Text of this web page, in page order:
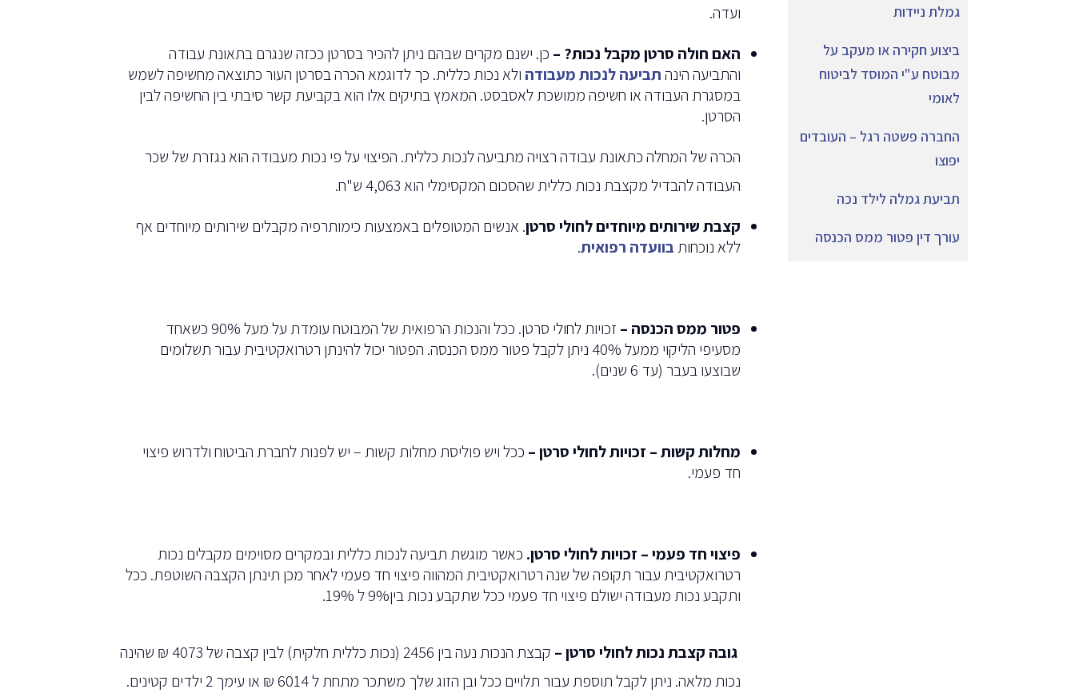
ועדה.
האם חולה סרטן מקבל נכות? – כן. ישנם מקרים שבהם ניתן להכיר בסרטן ככזה שנגרם בתאונת עבודה
והתביעה הינהתביעה לנכות מעבודה ולא נכות כללית. כך לדוגמא הכרה בסרטן העור כתוצאה מחשיפה לשמש
במסגרת העבודה או חשיפה ממושכת לאסבסט. המאמץ בתיקים אלו הוא בקביעת קשר סיבתי בין החשיפה לבין
הסרטן.
הכרה של המחלה כתאונת עבודה רצויה מתביעה לנכות כללית. הפיצוי על פי נכות מעבודה הוא נגזרת של שכר
העבודה להבדיל מקצבת נכות כללית שהסכום המקסימלי הוא 4,063 ש"ח.
קצבת שירותים מיוחדים לחולי סרטן. אנשים המטופלים באמצעות כימותרפיה מקבלים שירותים מיוחדים אף
ללא נוכחותבוועדה רפואית.
פטור ממס הכנסה –
זכויות לחולי סרטן. ככל והנכות הרפואית של המבוטח עומדת על מעל 90% כשאחד
מסעיפי הליקוי ממעל 40% ניתן לקבל פטור ממס הכנסה. הפטור יכול להינתן רטרואקטיבית עבור תשלומים
שבוצעו בעבר (עד 6 שנים).
מחלות קשות – זכויות לחולי סרטן – ככל ויש פוליסת מחלות קשות – יש לפנות לחברת הביטוח ולדרוש פיצוי
חד פעמי.
פיצוי חד פעמי – זכויות לחולי סרטן. כאשר מוגשת תביעה לנכות כללית ובמקרים מסוימים מקבלים נכות
רטרואקטיבית עבור תקופה של שנה רטרואקטיבית המהווה פיצוי חד פעמי לאחר מכן תינתן הקצבה השוטפת. ככל
ותקבע נכות מעבודה ישולם פיצוי חד פעמי ככל שתקבע נכות בין9% ל 19%.
גובה קצבת נכות לחולי סרטן –
קבצת הנכות נעה בין 2456 (נכות כללית חלקית) לבין קצבה של 4073 ₪ שהינה
נכות מלאה. ניתן לקבל תוספת עבור תלויים ככל ובן הזוג שלך משתכר מתחת ל 6014 ₪ או עימך 2 ילדים קטינים.
גמלת ניידות
ביצוע חקירה או מעקב על
מבוטח ע"י המוסד לביטוח
לאומי
החברה פשטה רגל – העובדים
יפוצו
תביעת גמלה לילד נכה
עורך דין פטור ממס הכנסה